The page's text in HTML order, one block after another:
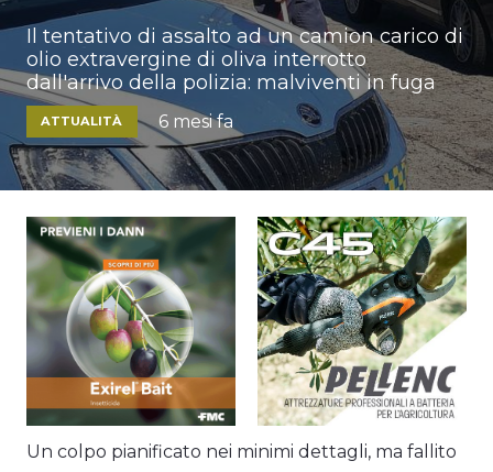
Il tentativo di assalto ad un camion carico di
olio extravergine di oliva interrotto
dall'arrivo della polizia: malviventi in fuga
ATTUALITÀ 6 mesi fa
Un colpo pianificato nei minimi dettagli, ma fallito